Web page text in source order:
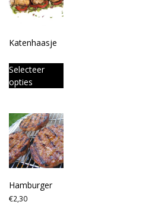
Katenhaasje
Selecteer
opties
Hamburger
€2,30